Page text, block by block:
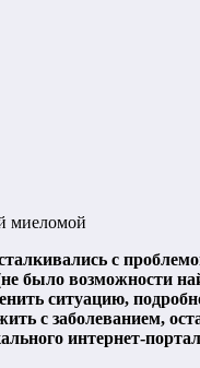
миеломой
с
было возможности
ситуацию,
с заболеванием,
интернет-